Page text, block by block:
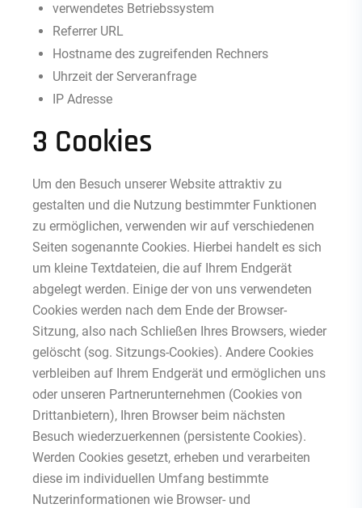
verwendetes Betriebssystem
Referrer URL
Hostname des zugreifenden Rechners
Uhrzeit der Serveranfrage
IP Adresse
3 Cookies
Um den Besuch unserer Website attraktiv zu
gestalten und die Nutzung bestimmter Funktionen
zu ermöglichen, verwenden wir auf verschiedenen
Seiten sogenannte Cookies. Hierbei handelt es sich
um kleine Textdateien, die auf Ihrem Endgerät
abgelegt werden. Einige der von uns verwendeten
Cookies werden nach dem Ende der Browser-
Sitzung, also nach Schließen Ihres Browsers, wieder
gelöscht (sog. Sitzungs-Cookies). Andere Cookies
verbleiben auf Ihrem Endgerät und ermöglichen uns
oder unseren Partnerunternehmen (Cookies von
Drittanbietern), Ihren Browser beim nächsten
Besuch wiederzuerkennen (persistente Cookies).
Werden Cookies gesetzt, erheben und verarbeiten
diese im individuellen Umfang bestimmte
Nutzerinformationen wie Browser- und